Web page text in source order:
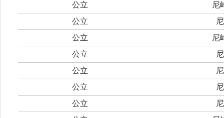
公立
尼
公立
公立
尼
公立
公立
公立
公立